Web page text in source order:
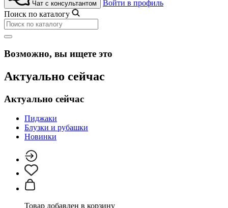
Чат с консультантом
Войти в профиль
Поиск по каталогу
Возможно, вы ищете это
Актуально сейчас
Актуально сейчас
Пиджаки
Блузки и рубашки
Новинки
Товар добавлен в корзину